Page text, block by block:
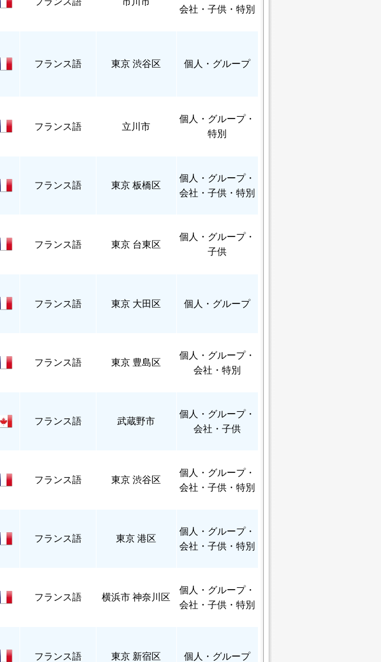
会社・子供・特別
フランス語 東京 渋谷区 個人 ・グループ
フランス語 立川市
個人
・グループ・
特別
フランス語 東京 板橋区
個人
・グループ・
会社・子供・特別
フランス語 東京 台東区
個人
・グループ・
子供
フランス語 東京 大田区 個人 ・グループ
フランス語 東京 豊島区
個人
・グループ・
会社・特別
フランス語 武蔵野市
個人
・グループ・
会社・子供
フランス語 東京 渋谷区
個人
・グループ・
会社・子供・特別
フランス語 東京 港区
個人
・グループ・
会社・子供・特別
フランス語 横浜市 神奈川区
個人
・グループ・
会社・子供・特別
フランス語 東京 新宿区 個人 ・グループ